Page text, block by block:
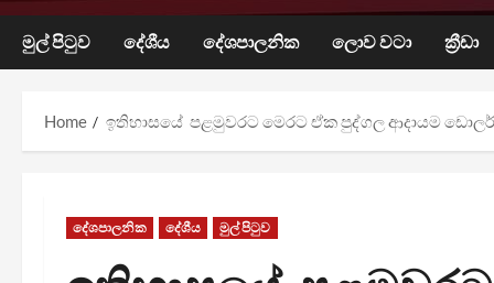
මුල් පිටුව දේශීය දේශපාලනික ලොව වටා ක්‍රීඩා
Home ඉතිහාසයේ පළමුවරට මෙරට ඒක පුද්ගල ආදායම
දේශපාලනික දේශීය මුල් පිටුව